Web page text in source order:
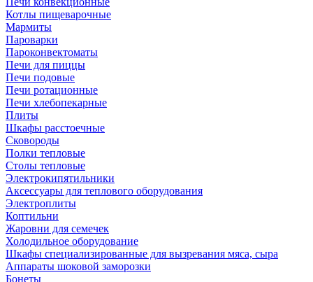
Котлы пищеварочные
Мармиты
Пароварки
Пароконвектоматы
Печи для пиццы
Печи подовые
Печи ротационные
Печи хлебопекарные
Плиты
Шкафы расстоечные
Сковороды
Полки тепловые
Столы тепловые
Электрокипятильники
Аксессуары для теплового оборудования
Электроплиты
Коптильни
Жаровни для семечек
Холодильное оборудование
Шкафы специализированные для вызревания мяса, сыра
Аппараты шоковой заморозки
Бонеты